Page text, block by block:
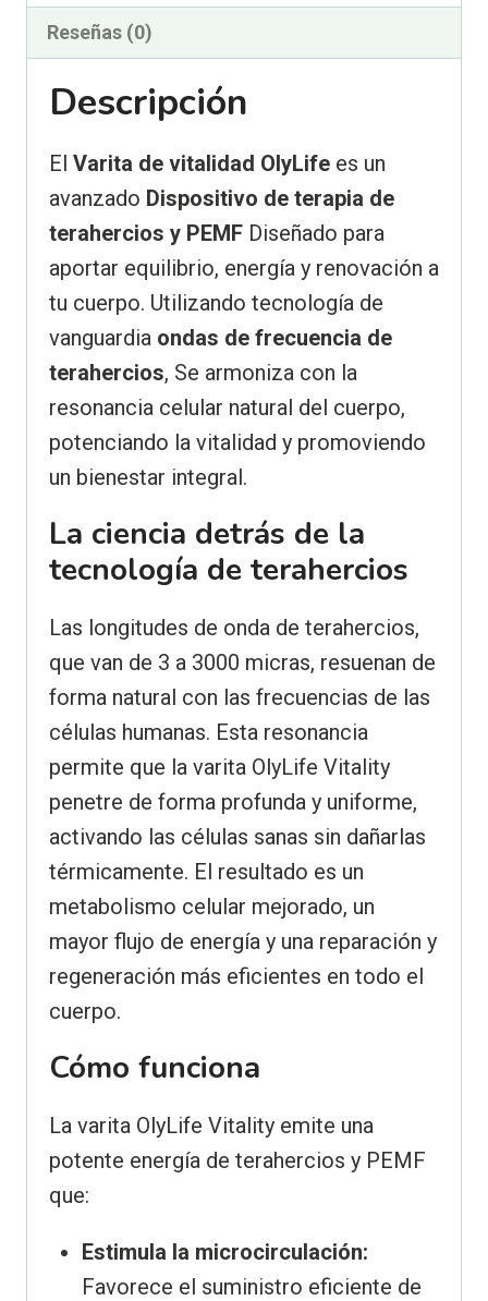
Reseñas (0)
Descripción
El Varita de vitalidad OlyLife es un
avanzado Dispositivo de terapia de
terahercios y PEMF Diseñado para
aportar equilibrio, energía y renovación a
tu cuerpo. Utilizando tecnología de
vanguardia ondas de frecuencia de
terahercios, Se armoniza con la
resonancia celular natural del cuerpo,
potenciando la vitalidad y promoviendo
un bienestar integral.
La ciencia detrás de la
tecnología de terahercios
Las longitudes de onda de terahercios,
que van de 3 a 3000 micras, resuenan de
forma natural con las frecuencias de las
células humanas. Esta resonancia
permite que la varita OlyLife Vitality
penetre de forma profunda y uniforme,
activando las células sanas sin dañarlas
térmicamente. El resultado es un
metabolismo celular mejorado, un
mayor flujo de energía y una reparación y
regeneración más eficientes en todo el
cuerpo.
Cómo funciona
La varita OlyLife Vitality emite una
potente energía de terahercios y PEMF
que:
Estimula la microcirculación:
Favorece el suministro eficiente de